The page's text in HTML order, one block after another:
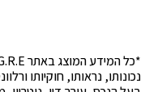
נכונותו, נראותו, חוקיותו